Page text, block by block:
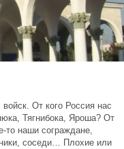
войск. От кого Россия нас
Тягнибока, Яроша? От
то наши сограждане,
соседи… Плохие или